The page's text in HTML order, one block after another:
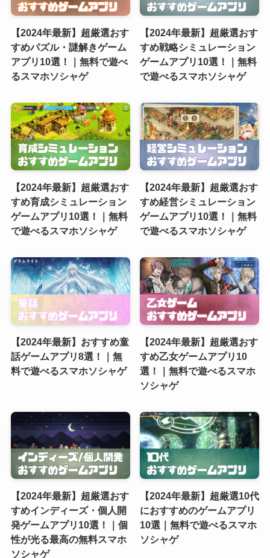
【2024年最新】超厳選おす
すめパズル・謎解きゲーム
アプリ10選！｜無料で遊べ
るスマホソシャゲ
【2024年最新】超厳選おす
すめ戦略シミュレーション
ゲームアプリ10選！｜無料
で遊べるスマホソシャゲ
【2024年最新】超厳選おす
すめ育成シミュレーション
ゲームアプリ10選！｜無料
で遊べるスマホソシャゲ
【2024年最新】超厳選おす
すめ経営シミュレーション
ゲームアプリ10選！｜無料
で遊べるスマホソシャゲ
【2024年最新】おすすめ童
話ゲームアプリ8選！｜無
料で遊べるスマホソシャゲ
【2024年最新】超厳選おす
すめ乙女ゲームアプリ10
選！｜無料で遊べるスマホ
ソシャゲ
【2024年最新】超厳選おす
すめインディーズ・個人開
発ゲームアプリ10選！｜個
性が光る最高の無料スマホ
ソシャゲ
【2024年最新】超厳選10代
におすすめのゲームアプリ
10選｜無料で遊べるスマホ
ソシャゲ